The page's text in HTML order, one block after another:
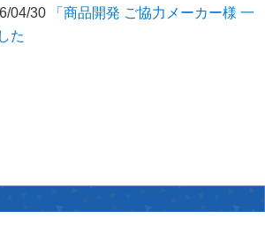
04/30
「商品開発 ご協力メーカー様 一
た